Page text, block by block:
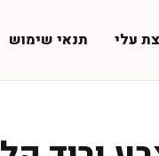
עלי תנאי שימוש